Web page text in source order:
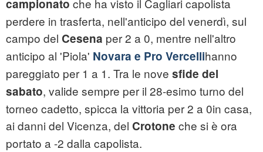
campionato che ha visto il Cagliari capolista
perdere in trasferta, nell'anticipo del venerdì, sul
campo del Cesena per 2 a 0, mentre nell'altro
anticipo al 'Piola' Novara e Pro Vercellihanno
pareggiato per 1 a 1. Tra le nove sfide del
sabato, valide sempre per il 28-esimo turno del
torneo cadetto, spicca la vittoria per 2 a 0in casa,
ai danni del Vicenza, del Crotone che si è ora
portato a -2 dalla capolista.